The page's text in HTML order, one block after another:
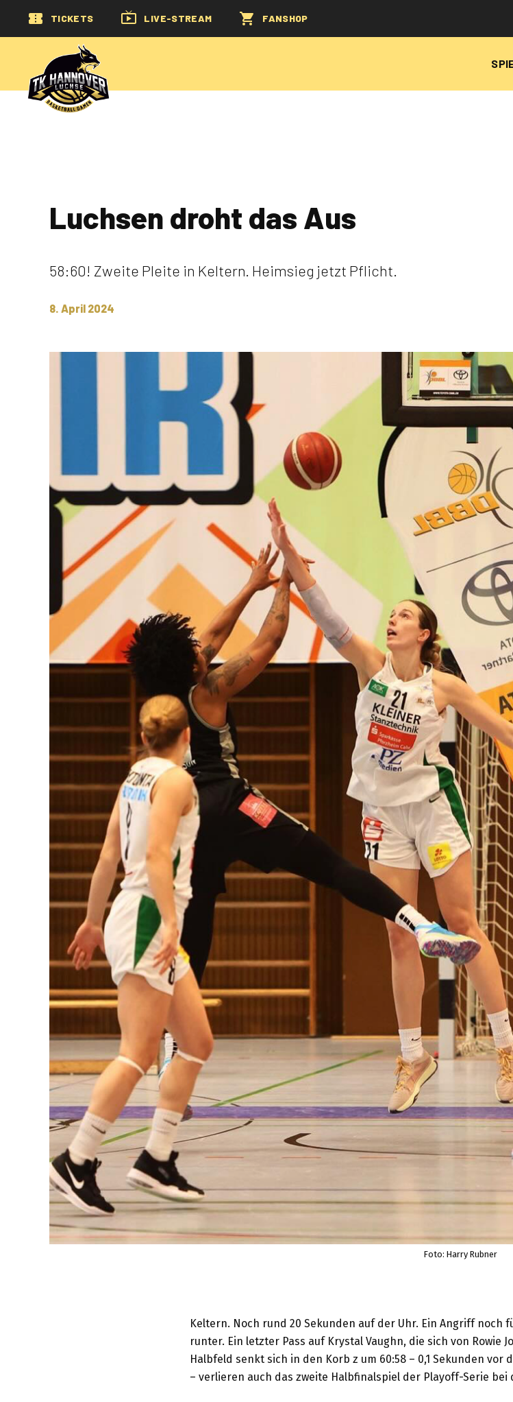
TICKETS LIVE-STREAM FANSHOP
Luchsen droht das Aus
58:60! Zweite Pleite in Keltern. Heimsieg jetzt Pflicht.
8. April 2024
Foto: Harry Rubner
Keltern. Noch rund 20 Sekunden auf der Uhr. Ein Angriff noch
runter. Ein letzter Pass auf Krystal Vaughn, die sich von Rowie
Halbfeld senkt sich in den Korb z um 60:58 – 0,1 Sekunden vor
– verlieren auch das zweite Halbfinalspiel der Playoff-Serie bei